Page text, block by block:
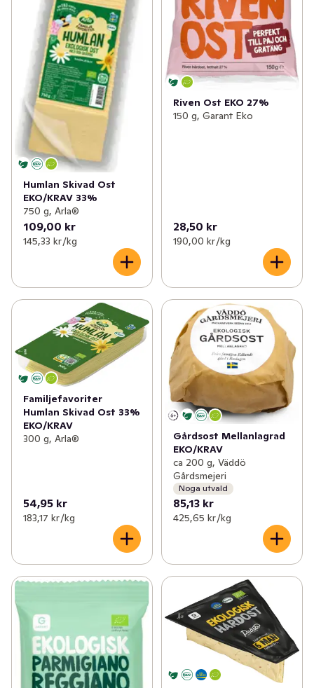
Humlan Skivad Ost
EKO/KRAV 33%
750 g, Arla®
109,00 kr
145,33 kr /kg
Riven Ost EKO 27%
150 g, Garant Eko
28,50 kr
190,00 kr /kg
Familjefavoriter
Humlan Skivad Ost 33%
EKO/KRAV
300 g, Arla®
54,95 kr
183,17 kr /kg
Gårdsost Mellanlagrad
EKO/KRAV
ca 200 g, Väddö
Gårdsmejeri
Noga utvald
85,13 kr
425,65 kr /kg